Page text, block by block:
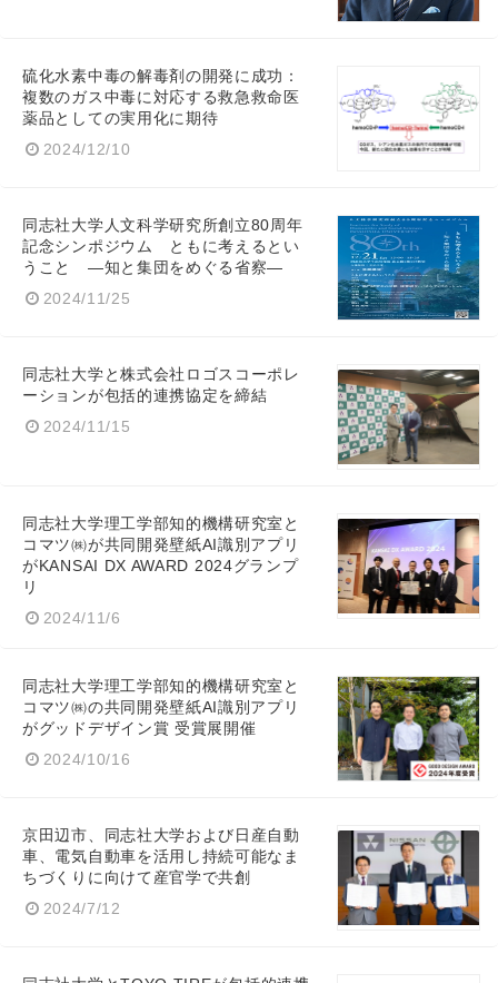
硫化水素中毒の解毒剤の開発に成功：
複数のガス中毒に対応する救急救命医
薬品としての実用化に期待
2024/12/10
同志社大学人文科学研究所創立80周年
記念シンポジウム ともに考えるとい
うこと ―知と集団をめぐる省察―
2024/11/25
同志社大学と株式会社ロゴスコーポレ
ーションが包括的連携協定を締結
2024/11/15
同志社大学理工学部知的機構研究室と
コマツ㈱が共同開発壁紙AI識別アプリ
がKANSAI DX AWARD 2024グランプ
リ
2024/11/6
同志社大学理工学部知的機構研究室と
コマツ㈱の共同開発壁紙AI識別アプリ
がグッドデザイン賞 受賞展開催
2024/10/16
京田辺市、同志社大学および日産自動
車、電気自動車を活用し持続可能なま
ちづくりに向けて産官学で共創
2024/7/12